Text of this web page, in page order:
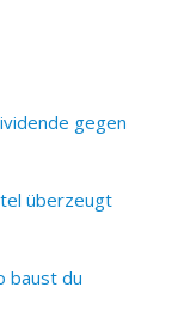
gegen
überzeugt
baust du